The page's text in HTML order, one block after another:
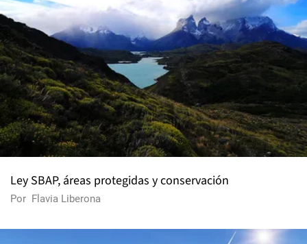
Ley SBAP, áreas protegidas y conservación
Por Flavia Liberona